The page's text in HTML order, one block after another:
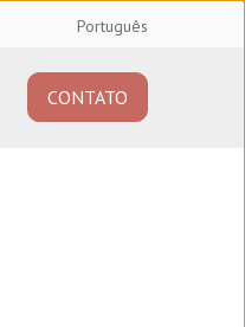
Português
CONTATO